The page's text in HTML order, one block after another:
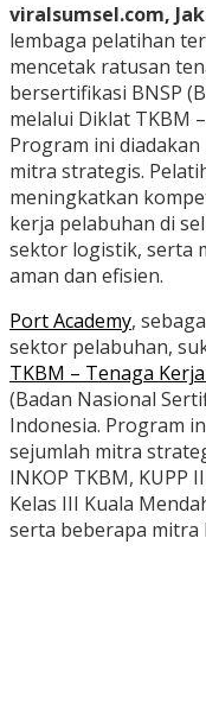
viralsumsel.com,
lembaga pelatihan
mencetak ratusan
bersertifikasi BNSP
melalui Diklat TKBM
Program ini
mitra strategis.
meningkatkan
kerja pelabuhan di
sektor logistik, serta
aman dan efisien.
Port Academy,
sektor pelabuhan,
TKBM – Tenaga
(Badan Nasional
Indonesia. Program
sejumlah mitra
INKOP TKBM, KUPP
Kelas III Kuala
serta beberapa mitra